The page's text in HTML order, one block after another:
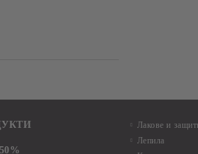
Лакове и
Лепила